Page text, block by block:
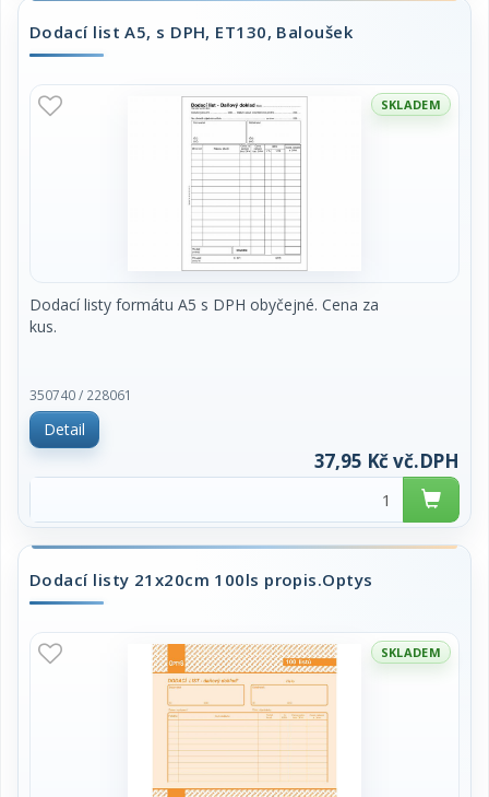
Dodací list A5, s DPH, ET130, Baloušek
SKLADEM
Dodací listy formátu A5 s DPH obyčejné. Cena za
kus.
350740 / 228061
Detail
37,95 Kč vč.DPH
Dodací listy 21x20cm 100ls propis.Optys
SKLADEM